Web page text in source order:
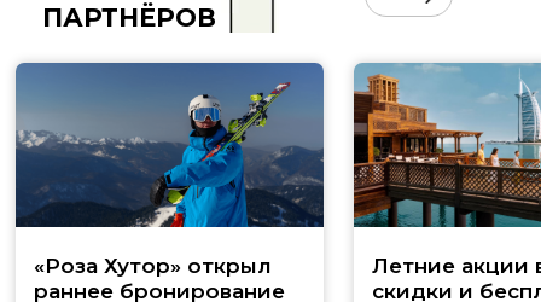
ПАРТНЁРОВ
«Роза Хутор» открыл
раннее бронирование
Летние акции
скидки и